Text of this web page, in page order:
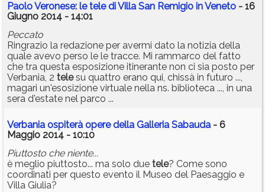
Paolo Veronese: le tele di Villa San Remigio in Veneto - 16
Giugno 2014 - 14:01
Peccato
Ringrazio la redazione per avermi dato la notizia della
quale avevo perso le le tracce. Mi rammarco del fatto
che tra questa esposizione itinerante non ci sia posto per
Verbania, 2 telesu quattro erano qui, chissà in futuro ...,
magari un'esosizione virtuale nella ns. biblioteca ..., in una
sera d'estate nel parco ...
Verbania ospiterà opere della Galleria Sabauda - 6
Maggio 2014 - 10:10
Piuttosto che niente...
è meglio piuttosto... ma solo due tele? Come sono
coordinati per questo evento il Museo del Paesaggio e
Villa Giulia?